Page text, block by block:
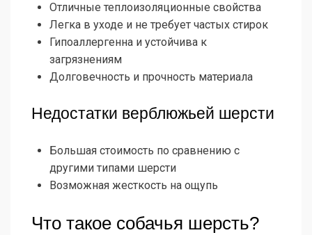
Отличные теплоизоляционные свойства
Легка в уходе и не требует частых стирок
Гипоаллергенна и устойчива к
загрязнениям
Долговечность и прочность материала
Недостатки верблюжьей шерсти
Большая стоимость по сравнению с
другими типами шерсти
Возможная жесткость на ощупь
Что такое собачья шерсть?